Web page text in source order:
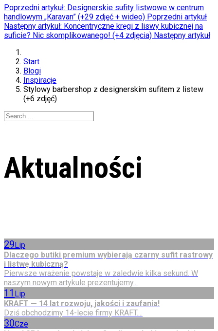
Poprzedni artykuł: Designerskie sufity listwowe w centrum
handlowym „Karavan” (+29 zdjęć + wideo) Poprzedni artykuł
Następny artykuł: Koncentryczne kręgi z liswy kubicznej na
suficie? Nic skomplikowanego! (+4 zdjęcia) Następny artykuł
Start
Blogi
Inspiracje
Stylowy barbershop z designerskim sufitem z listew
(+6 zdjęć)
Aktualności
29Lip
Dlaczego butiki premium wybierają czarny sufit rastrowy
i listwę kubiczną?
Pierwsze wrażenie powstaje w zaledwie kilka sekund. W
naszym nowym artykule prezentujemy...
11 Lip
KRAFT — 14 lat rozwoju, jakości i zaufania!
Dziś obchodzimy 14-lecie firmy KRAFT....
30Cze